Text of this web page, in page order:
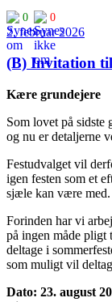
0 0
2. februar 2026
(B) Invitation til
Kære grundejere
Som lovet på sidste
og nu er detaljerne
Festudvalget vil
igen festen som et
sjæle kan være med.
Forinden har vi
på ingen måde pligt
deltage i
som muligt vil
Dato: 23. august